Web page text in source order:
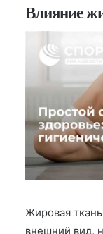
Влияние
Жировая
внешний вид,